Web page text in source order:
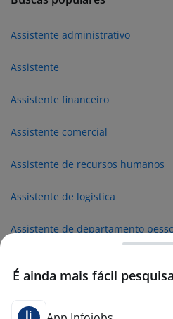
Assistente administrativo
Assistente
Assistente financeiro
Assistente comercial
Assistente de recursos humanos
Assistente de logistica
Assistente de departamento
É ainda mais fácil